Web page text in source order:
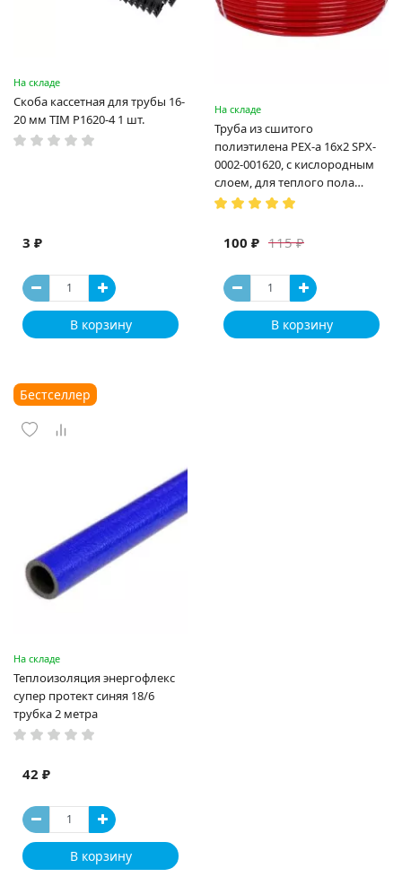
На складе
Скоба кассетная для трубы 16-
20 мм TIM P1620-4 1 шт.
3 ₽
В корзину
На складе
Труба из сшитого
полиэтилена PEX-a 16х2 SPX-
0002-001620, с кислородным
слоем, для теплого пола
(Испания)
115 ₽
100 ₽
В корзину
Бестселлер
На складе
Теплоизоляция энергофлекс
супер протект синяя 18/6
трубка 2 метра
42 ₽
В корзину